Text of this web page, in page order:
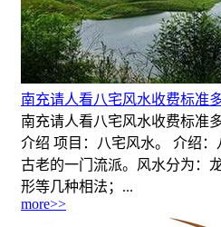
南充请人看八宅风水收费标准
南充请人看八宅风水收费标准
介绍 项目：八宅风水。 介绍
古老的一门流派。风水分为：
形等几种相法；...
more>>